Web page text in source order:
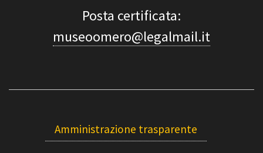
Posta certificata:
museoomero@legalmail.it
Amministrazione trasparente